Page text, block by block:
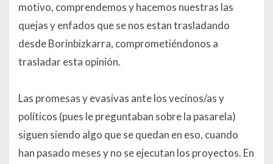
motivo, comprendemos y hacemos nuestras las
quejas y enfados que se nos estan trasladando
desde Borinbizkarra, comprometiéndonos a
trasladar esta opinión.
Las promesas y evasivas ante los vecinos/as y
políticos (pues le preguntaban sobre la pasarela)
siguen siendo algo que se quedan en eso, cuando
han pasado meses y no se ejecutan los proyectos. En